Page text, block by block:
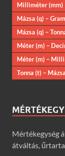
Milliméter (mm)
Mázsa (q) –
Mázsa (q) –
Méter (m) –
Méter (m) –
Tonna (t) –
Mértékegység
átváltás,